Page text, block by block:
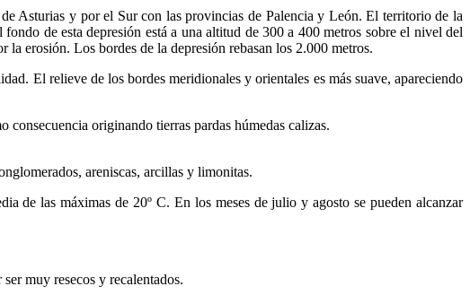
Asturias y por el Sur con las provincias de Palencia y León. El territorio de la
de esta depresión está a una altitud de 300 a 400 metros sobre el nivel del
la erosión. Los bordes de la depresión rebasan los 2.000 metros.
El relieve de los bordes meridionales y orientales es más suave, apareciendo
consecuencia originando tierras pardas húmedas calizas.
areniscas, arcillas y limonitas.
de las máximas de 20º C. En los meses de julio y agosto se pueden alcanzar
muy resecos y recalentados.